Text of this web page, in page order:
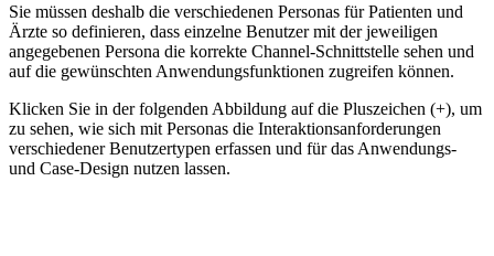
Sie müssen deshalb die verschiedenen Personas für Patienten und
Ärzte so definieren, dass einzelne Benutzer mit der jeweiligen
angegebenen Persona die korrekte Channel-Schnittstelle sehen und
auf die gewünschten Anwendungsfunktionen zugreifen können.
Klicken Sie in der folgenden Abbildung auf die Pluszeichen (+), um
zu sehen, wie sich mit Personas die Interaktionsanforderungen
verschiedener Benutzertypen erfassen und für das Anwendungs-
und Case-Design nutzen lassen.